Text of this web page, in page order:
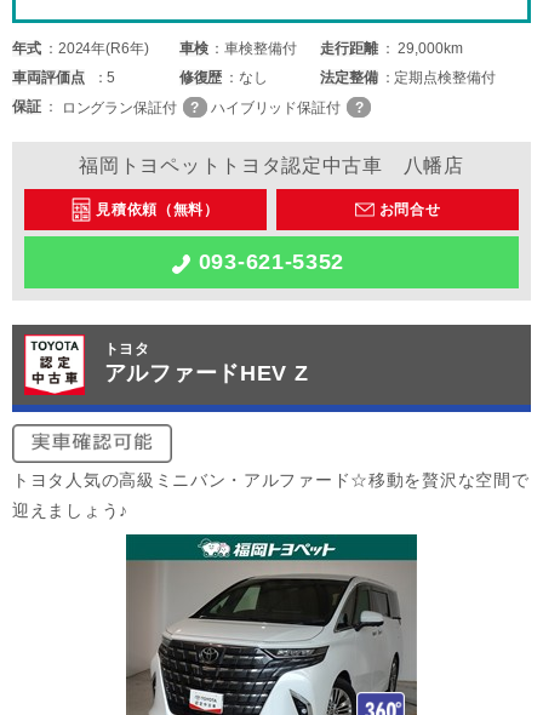
年式 2024年(R6年) 車検 車検整備付 走行距離
29,000km
車両評価点 5 修復歴 なし 法定整備
定期点検整備付
保証
ロングラン保証付 ハイブリッド保証付
福岡トヨペットトヨタ認定中古車 八幡店
見積依頼（無料） お問合せ
093-621-5352
トヨタ
アルファードHEV Z
トヨタ人気の高級ミニバン・アルファード☆移動を贅沢な空間で
迎えましょう♪